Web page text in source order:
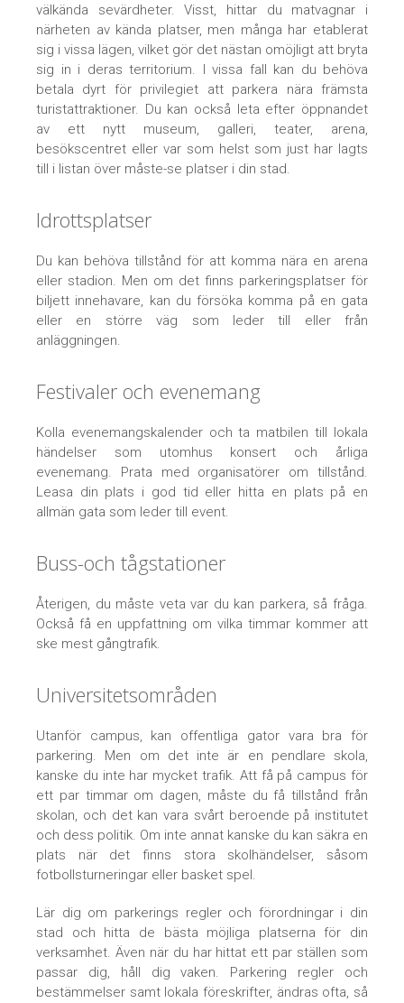
välkända sevärdheter. Visst, hittar du matvagnar i
närheten av kända platser, men många har etablerat
sig i vissa lägen, vilket gör det nästan omöjligt att bryta
sig in i deras territorium. I vissa fall kan du behöva
betala dyrt för privilegiet att parkera nära främsta
turistattraktioner. Du kan också leta efter öppnandet
av ett nytt museum, galleri, teater, arena,
besökscentret eller var som helst som just har lagts
till i listan över måste-se platser i din stad.
Idrottsplatser
Du kan behöva tillstånd för att komma nära en arena
eller stadion. Men om det finns parkeringsplatser för
biljett innehavare, kan du försöka komma på en gata
eller en större väg som leder till eller från
anläggningen.
Festivaler och evenemang
Kolla evenemangskalender och ta matbilen till lokala
händelser som utomhus konsert och årliga
evenemang. Prata med organisatörer om tillstånd.
Leasa din plats i god tid eller hitta en plats på en
allmän gata som leder till event.
Buss-och tågstationer
Återigen, du måste veta var du kan parkera, så fråga.
Också få en uppfattning om vilka timmar kommer att
ske mest gångtrafik.
Universitetsområden
Utanför campus, kan offentliga gator vara bra för
parkering. Men om det inte är en pendlare skola,
kanske du inte har mycket trafik. Att få på campus för
ett par timmar om dagen, måste du få tillstånd från
skolan, och det kan vara svårt beroende på institutet
och dess politik. Om inte annat kanske du kan säkra en
plats när det finns stora skolhändelser, såsom
fotbollsturneringar eller basket spel.
Lär dig om parkerings regler och förordningar i din
stad och hitta de bästa möjliga platserna för din
verksamhet. Även när du har hittat ett par ställen som
passar dig, håll dig vaken. Parkering regler och
bestämmelser samt lokala föreskrifter, ändras ofta, så